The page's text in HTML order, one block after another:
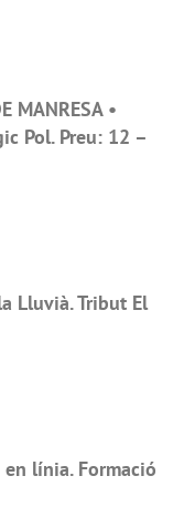
MANRESA •
Pol. Preu: 12 –
Lluvià. Tribut El
en línia. Formació